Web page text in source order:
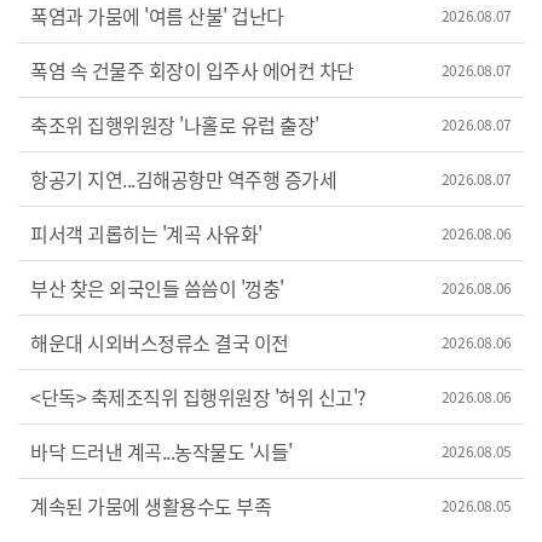
폭염과 가뭄에 '여름 산불' 겁난다 2026.08.07
폭염 속 건물주 회장이 입주사 에어컨 차단 2026.08.07
축조위 집행위원장 '나홀로 유럽 출장' 2026.08.07
항공기 지연...김해공항만 역주행 증가세 2026.08.07
피서객 괴롭히는 '계곡 사유화' 2026.08.06
부산 찾은 외국인들 씀씀이 '껑충' 2026.08.06
해운대 시외버스정류소 결국 이전 2026.08.06
<단독> 축제조직위 집행위원장 '허위 신고'? 2026.08.06
바닥 드러낸 계곡...농작물도 '시들' 2026.08.05
계속된 가뭄에 생활용수도 부족 2026.08.05